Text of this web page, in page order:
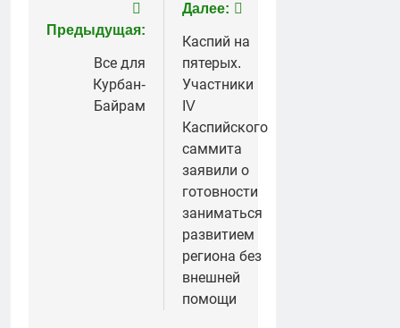
Навигация
по
записям
Предыдущая:
Все для
Курбан-
Байрам
Далее:
Каспий на
пятерых.
Участники
IV
Каспийского
саммита
заявили о
готовности
заниматься
развитием
региона без
внешней
помощи